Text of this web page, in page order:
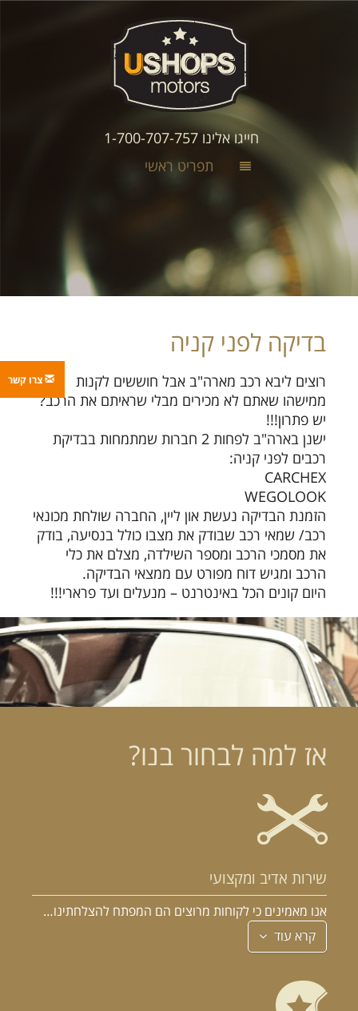
חייגו אלינו 1-700-707-757
תפריט ראשי
בדיקה לפני קניה
רוצים ליבא רכב מארה"ב אבל חוששים לקנות
ממישהו שאתם לא מכירים מבלי שראיתם את הרכב?
יש פתרון!!!
ישנן בארה"ב לפחות 2 חברות שמתמחות בבדיקת
רכבים לפני קניה:
CARCHEX
WEGOLOOK
הזמנת הבדיקה נעשת און ליין, החברה שולחת מכונאי
רכב/ שמאי רכב שבודק את מצבו כולל בנסיעה, בודק
את מסמכי הרכב ומספר השילדה, מצלם את כלי
הרכב ומגיש דוח מפורט עם ממצאי הבדיקה.
היום קונים הכל באינטרנט – מנעלים ועד פרארי!!!
אז למה לבחור בנו?
שירות אדיב ומקצועי
אנו מאמינים כי לקוחות מרוצים הם המפתח להצלחתינו…
קרא עוד
צרו קשר